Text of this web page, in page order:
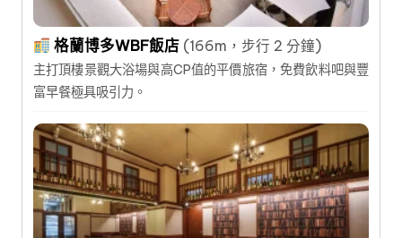
格蘭博多WBF飯店 (166m，步行 2 分鐘)
主打頂樓景觀大浴場與高CP值的平價旅宿，免費飲料吧與豐
富早餐極具吸引力。